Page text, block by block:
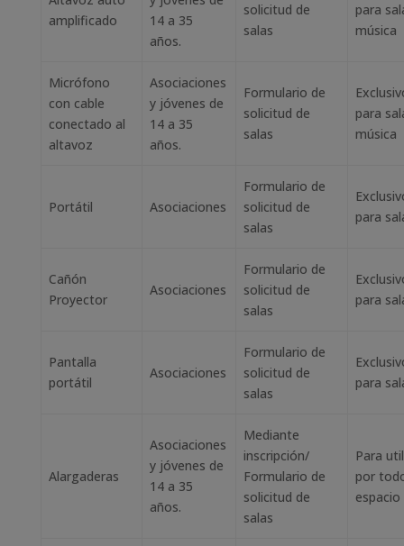
amplificado
14 a 35
años.
solicitud de
salas
para
música
Micrófono
con cable
conectado al
altavoz
Asociaciones
y jóvenes de
14 a 35
años.
Formulario de
solicitud de
salas
para
música
Portátil Asociaciones
Formulario de
solicitud de
salas
para
Cañón
Proyector
Asociaciones
Formulario de
solicitud de
salas
para
Pantalla
portátil
Asociaciones
Formulario de
solicitud de
salas
para
Alargaderas
Asociaciones
y jóvenes de
14 a 35
años.
Mediante
inscripción/
Formulario de
solicitud de
salas
Para
por
espacio